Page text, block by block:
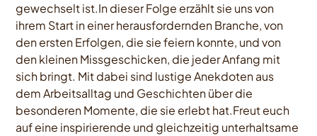
gewechselt ist.In dieser Folge erzählt sie uns von
ihrem Start in einer herausfordernden Branche, von
den ersten Erfolgen, die sie feiern konnte, und von
den kleinen Missgeschicken, die jeder Anfang mit
sich bringt. Mit dabei sind lustige Anekdoten aus
dem Arbeitsalltag und Geschichten über die
besonderen Momente, die sie erlebt hat.Freut euch
auf eine inspirierende und gleichzeitig unterhaltsame